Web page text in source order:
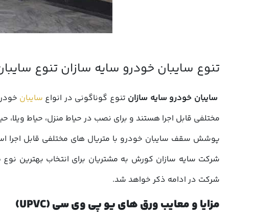
سایبان خودرو سایه سازان تنوع گوناگونی در انواع سایبان
مختلفی قابل اجرا هستند و برای نصب در حیاط منزل، حیاط ویلا،
پوشش سقف سایبان خودرو با متریال های مختلفی قابل اجرا
شرکت در ادامه ذکر خواهد شد.
مزایا و معایب ورق های یو پی وی سی (UPVC)